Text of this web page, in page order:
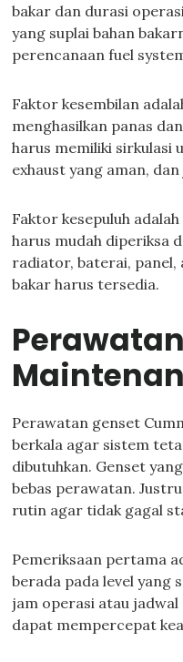
bakar dan durasi
yang suplai bahan
perencanaan fuel
Faktor kesembilan
menghasilkan panas
harus memiliki sirkulasi
exhaust yang aman,
Faktor kesepuluh
harus mudah diperiksa
radiator, baterai,
bakar harus tersedia.
Perawatan genset
berkala agar sistem
dibutuhkan. Genset
bebas perawatan.
rutin agar tidak gagal
Pemeriksaan pertama
berada pada level yang
jam operasi atau
dapat mempercepat